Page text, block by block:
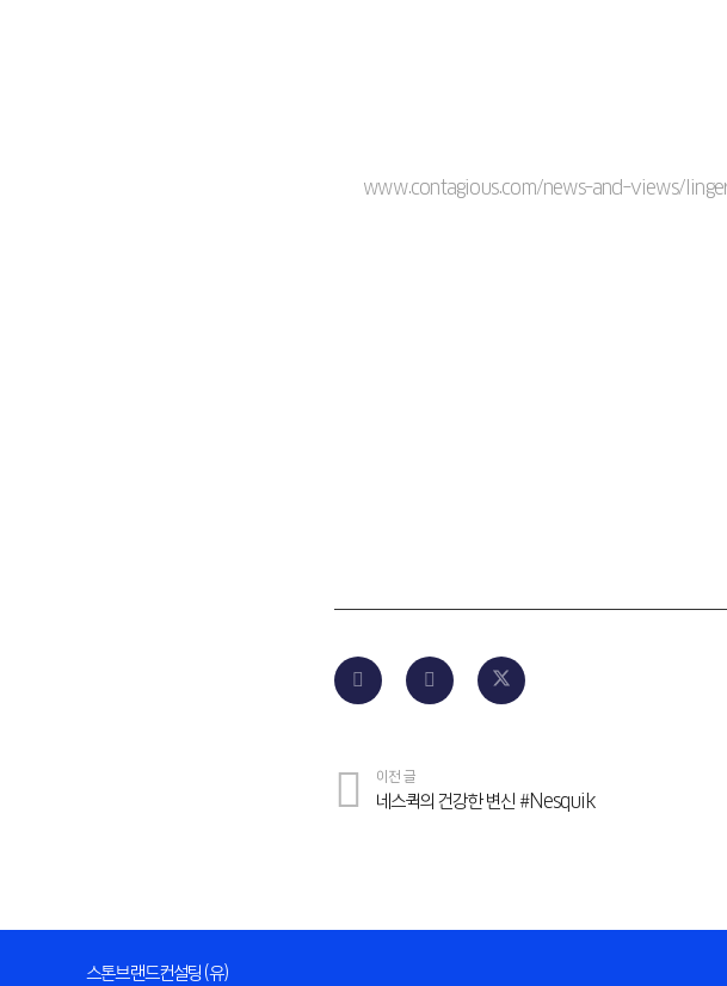
www.contagious.com/news-and-views/
이전 글
네스퀵의 건강한 변신 #Nesquik
스톤브랜드컨설팅(유)